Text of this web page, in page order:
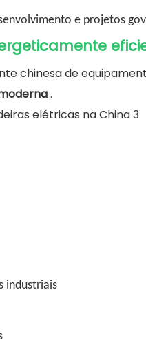
e projetos
chinesa de
.
industriais